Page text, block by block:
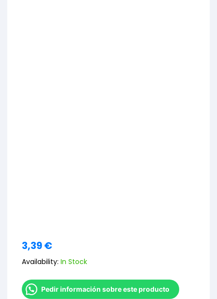
3,39€
Availability: In Stock
Pedir información sobre este producto